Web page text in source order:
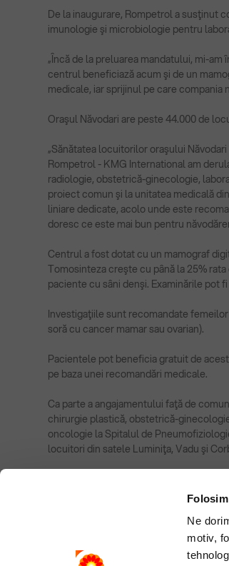
Ne
motiv,
De la inaugurare, Rompetrol a susţinut
imunologie şi microbiologie pentru
„Încă de la preluarea mandatului, mi-
centrul beneficiază acum şi de un
medicale, iar sprijinul pe care compania
Oraşul Năvodari are peste 44.000 de
„Sănătatea locuitorilor oraşului
Rompetrol - KMG International am
radiologie, obstetrică-ginecologie,
proiect comun şi la unitatea medicală
liniare dedicate, acolo unde este
doresc ce este mai bun pentru
Centrul a fost dotat cu un mamograf
Tomosinteza creşte cu până la 25%
paciente cu sâni denşi. Examinările pot
Investigaţiile sunt recomandate
soră cu cancer mamar sau ovarian).
Pacientele pot beneficia gratuit de
pe baza unei recomandări medicale.
Ca parte a angajamentului faţă de
chirurgie plastică, obstetrică-
oncologie la Spitalul de
locuitori din satele Luminiţa, Vadu şi